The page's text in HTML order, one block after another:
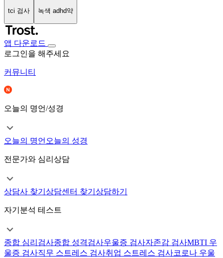
tci 검사 녹색 adhd약
앱 다운로드
로그인을 해주세요
커뮤니티
오늘의 명언/성경
오늘의 명언 오늘의 성경
전문가와 심리상담
상담사 찾기 상담센터 찾기 상담하기
자기분석 테스트
종합 심리검사종합 성격검사우울증 검사자존감 검사MBTI 우
울증 검사직무 스트레스 검사취업 스트레스 검사코로나 우울